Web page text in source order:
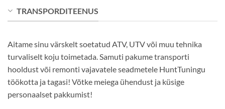
TRANSPORDITEENUS
Aitame sinu värskelt soetatud ATV, UTV või muu tehnika
turvaliselt koju toimetada. Samuti pakume transporti
hooldust või remonti vajavatele seadmetele HuntTuningu
töökotta ja tagasi! Võtke meiega ühendust ja küsige
personaalset pakkumist!